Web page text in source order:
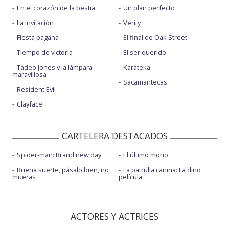
En el corazón de la bestia
La invitación
Fiesta pagäna
Tiempo de victoria
Tadeo Jones y la lámpara
maravillosa
Resident Evil
Clayface
Un plan perfecto
Verity
El final de Oak Street
El ser querido
Karateka
Sacamantecas
CARTELERA DESTACADOS
Spider-man: Brand new day
Buena suerte, pásalo bien, no
mueras
El último mono
La patrulla canina: La dino
película
ACTORES Y ACTRICES